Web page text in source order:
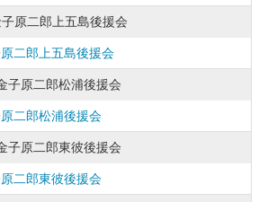
原二郎上五島後援会
二郎上五島後援会
子原二郎松浦後援会
二郎松浦後援会
子原二郎東彼後援会
二郎東彼後援会